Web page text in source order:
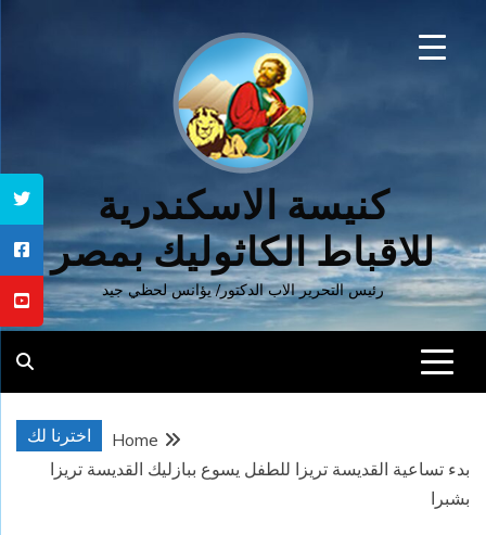
كنيسة الاسكندرية
للاقباط الكاثوليك بمصر
رئيس التحرير الاب الدكتور/ يؤانس لحظي جيد
اخترنا لك
Home
بدء تساعية القديسة تريزا للطفل يسوع ببازليك القديسة تريزا
بشبرا